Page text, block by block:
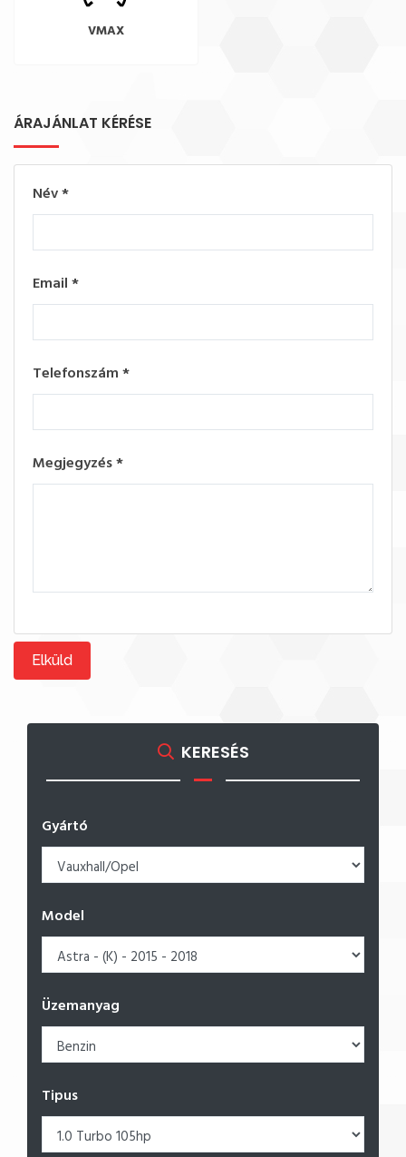
VMAX
ÁRAJÁNLAT KÉRÉSE
Név*
Email*
Telefonszám*
Megjegyzés*
Elküld
KERESÉS
Gyártó
Model
Üzemanyag
Tipus